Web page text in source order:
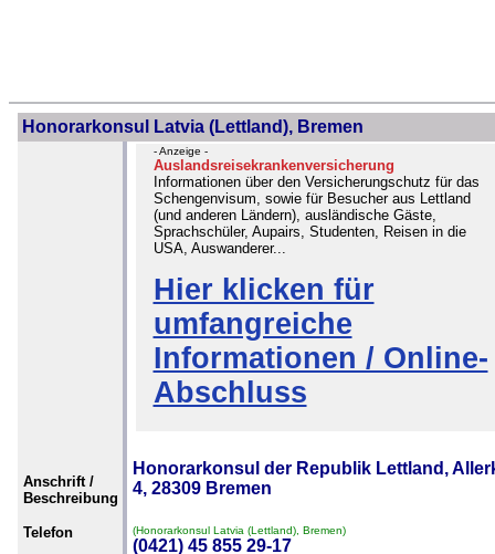
Honorarkonsul Latvia (Lettland), Bremen
- Anzeige -
Auslandsreisekrankenversicherung
Informationen über den Versicherungschutz für das
Schengenvisum, sowie für Besucher aus Lettland
(und anderen Ländern), ausländische Gäste,
Sprachschüler, Aupairs, Studenten, Reisen in die
USA, Auswanderer...
Hier klicken für
umfangreiche
Informationen / Online-
Abschluss
Anschrift /
Beschreibung
Honorarkonsul der Republik Lettland,
4, 28309 Bremen
Telefon (Honorarkonsul Latvia (Lettland), Bremen)
(0421) 45 855 29-17